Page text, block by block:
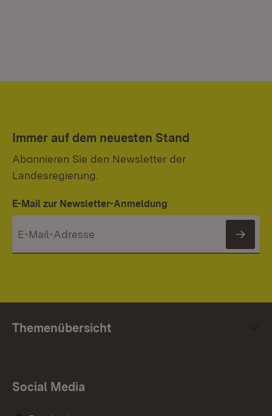
Immer auf dem neuesten Stand
Abonnieren Sie den Newsletter der
Landesregierung.
E-Mail zur Newsletter-Anmeldung
Themenübersicht
Social Media